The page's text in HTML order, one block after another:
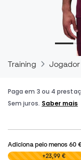
Training Jogador
Adiciona pelo menos 60
0,00 € +23,99 €